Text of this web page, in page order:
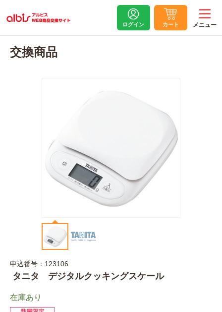
ログイン カート
交換商品
申込番号：123106
タニタ デジタルクッキングスケール
在庫あり